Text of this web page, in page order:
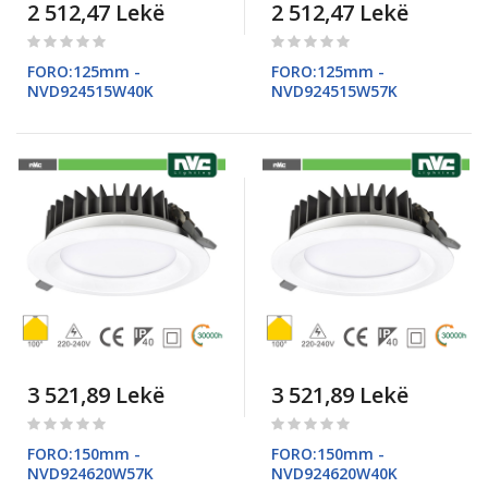
2 512,47 Lekë
Rating:
FORO:125mm -
NVD924515W40K
2 512,47 Lekë
Rating:
FORO:125mm -
NVD924515W57K
3 521,89 Lekë
Rating:
FORO:150mm -
NVD924620W57K
3 521,89 Lekë
Rating:
FORO:150mm -
NVD924620W40K